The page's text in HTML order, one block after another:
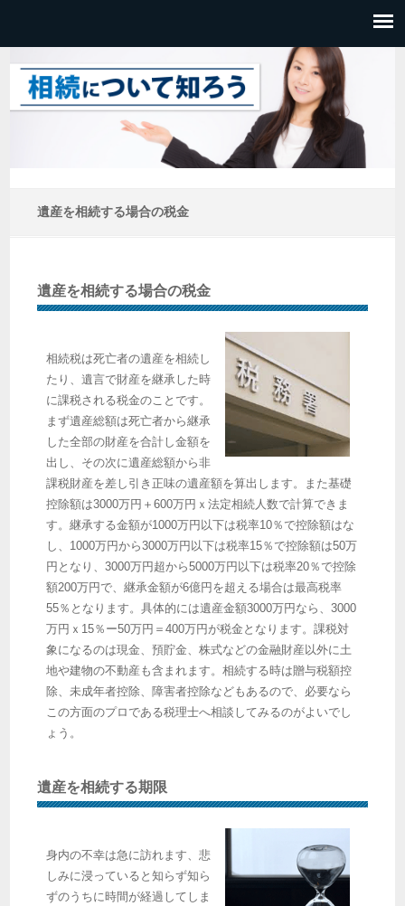
遺産を相続する場合の税金
遺産を相続する場合の税金
相続税は死亡者の遺産を相続し
たり、遺言で財産を継承した時
に課税される税金のことです。
まず遺産総額は死亡者から継承
した全部の財産を合計し金額を
出し、その次に遺産総額から非
課税財産を差し引き正味の遺産額を算出します。また基礎
控除額は3000万円＋600万円ｘ法定相続人数で計算できま
す。継承する金額が1000万円以下は税率10％で控除額はな
し、1000万円から3000万円以下は税率15％で控除額は50万
円となり、3000万円超から5000万円以下は税率20％で控除
額200万円で、継承金額が6億円を超える場合は最高税率
55％となります。具体的には遺産金額3000万円なら、3000
万円ｘ15％ー50万円＝400万円が税金となります。課税対
象になるのは現金、預貯金、株式などの金融財産以外に土
地や建物の不動産も含まれます。相続する時は贈与税額控
除、未成年者控除、障害者控除などもあるので、必要なら
この方面のプロである税理士へ相談してみるのがよいでし
ょう。
遺産を相続する期限
身内の不幸は急に訪れます、悲
しみに浸っていると知らず知ら
ずのうちに時間が経過してしま